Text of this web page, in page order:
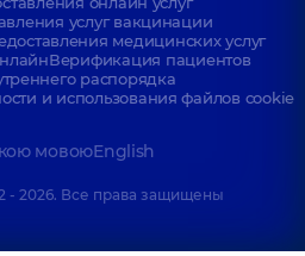
услуг вакцинации
медицинских услуг
Верификация пациентов
распорядка
и использования файлов cookie
мовоюEnglish
- 2026. Все права защищены